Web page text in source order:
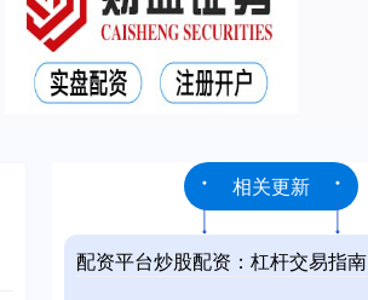
相关更新
配资平台炒股配资：杠杆交易指南